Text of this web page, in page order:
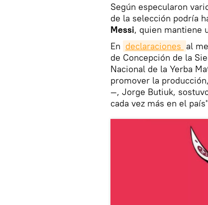
Según especularon
de la selección podría
Messi, quien mantiene
En declaraciones al
de Concepción de la
Nacional de la Yerba
promover la
—, Jorge Butiuk,
cada vez más en el